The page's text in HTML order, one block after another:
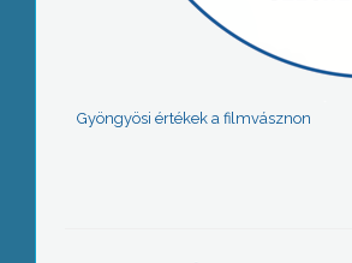
Gyöngyösi értékek a filmvásznon